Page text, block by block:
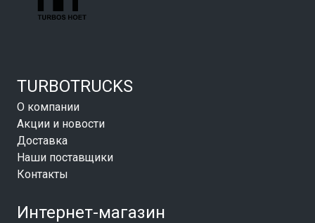
TURBOTRUCKS
О компании
Акции и новости
Доставка
Наши поставщики
Контакты
Интернет-магазин